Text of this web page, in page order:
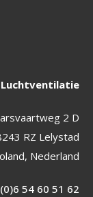
2 D
RZ Lelystad
Nederland
54 60 51 62